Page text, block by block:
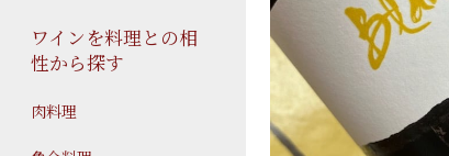
ワインを料理との相
性から探す
肉料理